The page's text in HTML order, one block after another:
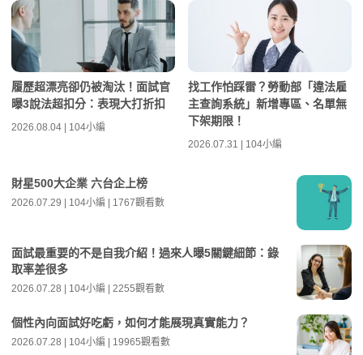
履歷超漂亮卻仍被淘汰！面試官
曝3說法超扣分：表現大打折扣
2026.08.04 | 104小編
找工作怕踩雷？勞動部「違法雇
主查詢系統」新增專區、名單無
下架期限！
2026.07.31 | 104小編
財星500大企業 六台企上榜
2026.07.29 | 104小編 | 1767觀看數
面試最重要的不是自我介紹！過來人曝5關鍵細節：錄
取率差很多
2026.07.28 | 104小編 | 2255觀看數
個性內向面試好吃虧，如何才能展現真實能力？
2026.07.28 | 104小編 | 19965觀看數